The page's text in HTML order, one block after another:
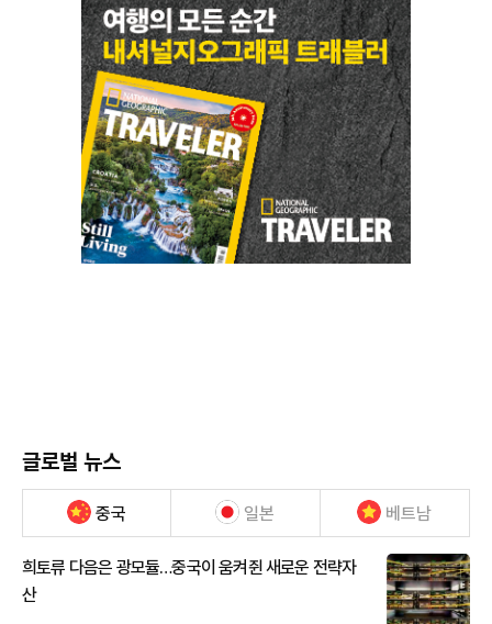
글로벌 뉴스
중국 일본 베트남
희토류 다음은 광모듈…중국이 움켜쥔 새로운 전략자
산